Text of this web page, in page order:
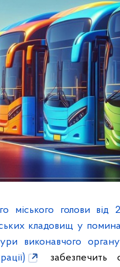
міського голови
кладовищ у
виконавчого
забезпечить